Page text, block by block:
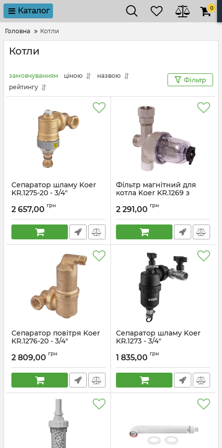
Каталог 0
Головна Котли
Котли
замовчуванням ціною
назвою
рейтингу
Фільтр
Сепаратор шламу Koer
KR.1275-20 - 3/4"
магнітний (латунний)
Артикул: KR5851
2 657,00 грн
Фільтр магнітний для
котла Koer KR.1269 з
клапаном (KR5893)
Артикул: KR5893
2 291,00 грн
Сепаратор повітря Koer
KR.1276-20 - 3/4"
(латунний) (KR5853)
Артикул: KR5853
2 809,00 грн
Сепаратор шламу Koer
KR.1273 - 3/4"
магнітний з кранами
Артикул: KR5678
1 835,00 грн